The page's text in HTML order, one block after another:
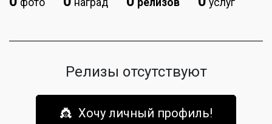
фото наград релизов услуг
Релизы отсутствуют
👸 Хочу личный профиль!